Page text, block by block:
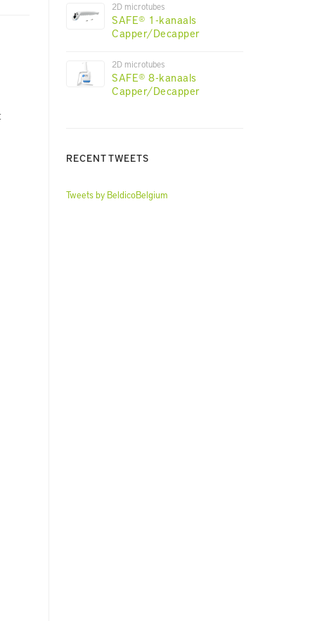
2D microtubes
SAFE® 1-kanaals
Capper/Decapper
2D microtubes
SAFE® 8-kanaals
Capper/Decapper
RECENT TWEETS
Tweets by BeldicoBelgium